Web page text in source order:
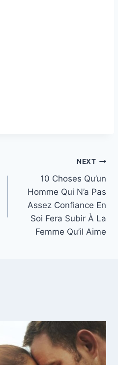
NEXT
10 Choses Qu’un
Homme Qui N’a Pas
Assez Confiance En
Soi Fera Subir À La
Femme Qu’il Aime